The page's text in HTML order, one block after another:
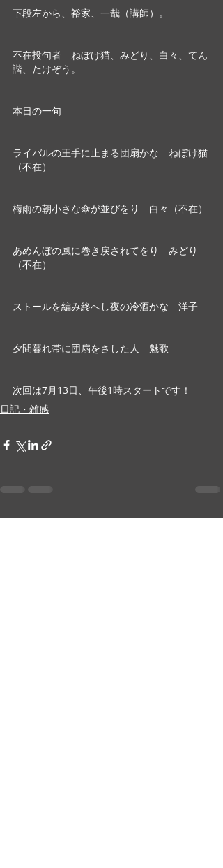
下段左から、裕家、一哉（講師）。
不在投句者　ねぼけ猫、みどり、白々、てん
諧、たけぞう。
本日の一句
ライバルの王手に止まる団扇かな　ねぼけ猫
（不在）
梅雨の朝小さな傘が並びをり　白々（不在）
あめんぼの風に巻き戻されてをり　みどり
（不在）
ストールを編み終へし夜の冷酒かな　洋子
夕間暮れ帯に団扇をさした人　魅歌
次回は7月13日、午後1時スタートです！
日記・雑感